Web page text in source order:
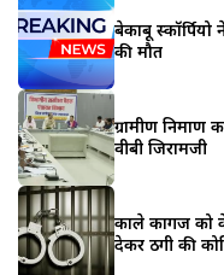
बेकाबू
की मौत
ग्रामीण
वीबी जिरामजी
काले कागज को
देकर ठगी की